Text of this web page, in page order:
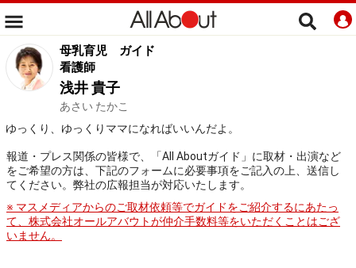
母乳育児
ガイド
看護師
浅井 貴子
あさい たかこ
ゆっくり、ゆっくりママになればいいんだよ。
報道・プレス関係の皆様で、「All Aboutガイド」に取材・出演など
をご希望の方は、下記のフォームに必要事項をご記入の上、送信し
てください。弊社の広報担当が対応いたします。
※ マスメディアからのご取材依頼等でガイドをご紹介するにあたっ
て、株式会社オールアバウトが仲介手数料等をいただくことはござ
いません。